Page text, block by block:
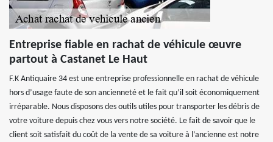
Entreprise fiable en rachat de véhicule œuvre
partout à Castanet Le Haut
F.K Antiquaire 34 est une entreprise professionnelle en rachat de véhicule
hors d’usage faute de son ancienneté et le fait qu’il soit économiquement
irréparable. Nous disposons des outils utiles pour transporter les débris de
votre voiture depuis chez vous vers notre société. Le fait de savoir que le
client soit satisfait du coût de la vente de sa voiture à l’ancienne est notre